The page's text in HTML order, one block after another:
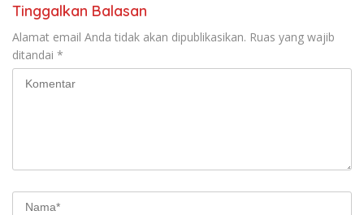
Tinggalkan Balasan
Alamat email Anda tidak akan dipublikasikan. Ruas yang wajib
ditandai *